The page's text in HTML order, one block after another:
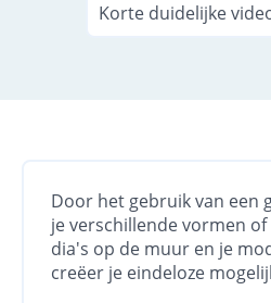
Korte duidelijke
Door het gebruik van een
je verschillende vormen
dia's op de muur en je
creëer je eindeloze